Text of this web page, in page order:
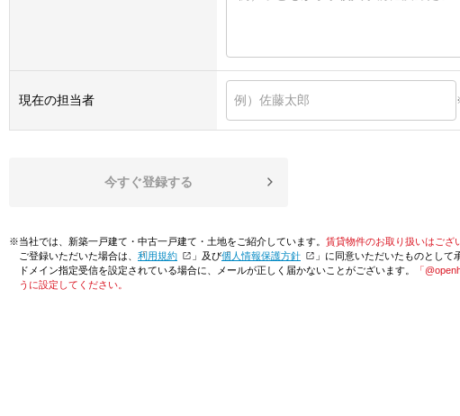
現在の担当者
今すぐ登録する
※当社では、新築一戸建て・中古一戸建て・土地をご紹介しています。 賃貸物件のお取り扱いはござ
ご登録いただいた場合は、「利用規約 」及び「個人情報保護方針
」に同意いただいたものとして
ドメイン指定受信を設定されている場合に、メールが正しく届かないことがございます。
「
うに設定してください。